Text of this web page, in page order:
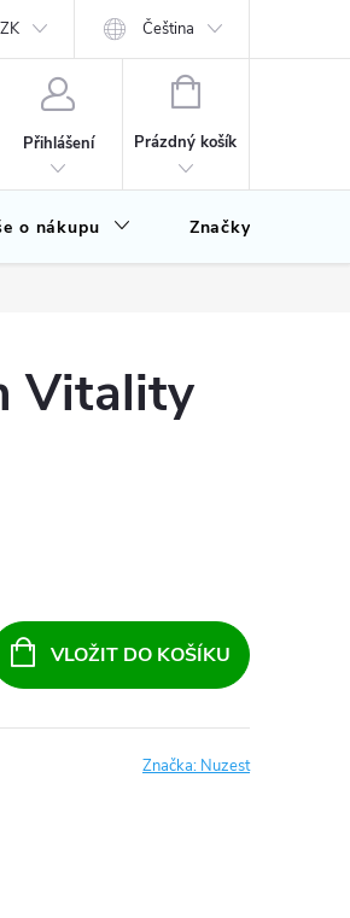
Čeština
Přihlášení
NÁKUPNÍ
Prázdný košík
o nákupu Značky
Vitality
VLOŽIT DO KOŠÍKU
Značka: Nuzest